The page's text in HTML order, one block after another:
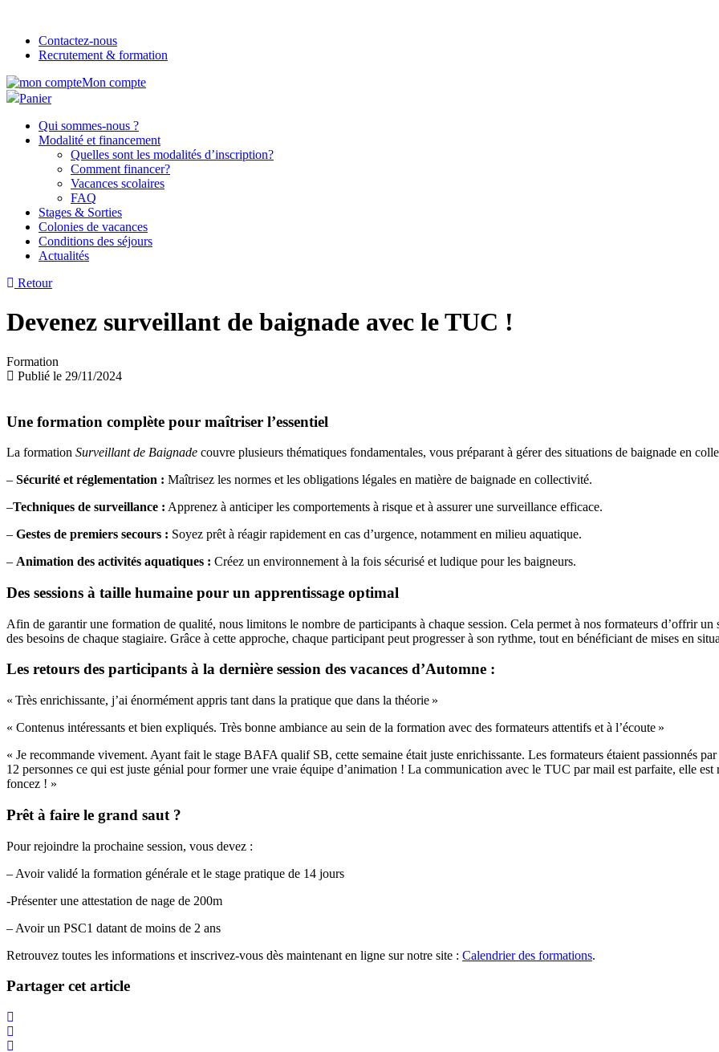
Contactez-nous
Recrutement & formation
Mon compte
Panier
Qui sommes-nous ?
Modalité et financement
Quelles sont les modalités d’inscription?
Comment financer?
Vacances scolaires
FAQ
Stages & Sorties
Colonies de vacances
Conditions des séjours
Actualités
Retour
Devenez surveillant de baignade avec le TUC !
Formation
Publié le 29/11/2024
Une formation complète pour maîtriser l’essentiel
La formation Surveillant de Baignade couvre plusieurs thématiques fondamentales, vous préparant à gérer des situations de baignade en
– Sécurité et réglementation : Maîtrisez les normes et les obligations légales en matière de baignade en collectivité.
–Techniques de surveillance : Apprenez à anticiper les comportements à risque et à assurer une surveillance efficace.
– Gestes de premiers secours : Soyez prêt à réagir rapidement en cas d’urgence, notamment en milieu aquatique.
– Animation des activités aquatiques : Créez un environnement à la fois sécurisé et ludique pour les baigneurs.
Des sessions à taille humaine pour un apprentissage optimal
Afin de garantir une formation de qualité, nous limitons le nombre de participants à chaque session. Cela permet à nos formateurs d’offrir
des besoins de chaque stagiaire. Grâce à cette approche, chaque participant peut progresser à son rythme, tout en bénéficiant de mises en
Les retours des participants à la dernière session des vacances d’Automne :
« Très enrichissante, j’ai énormément appris tant dans la pratique que dans la théorie »
« Contenus intéressants et bien expliqués. Très bonne ambiance au sein de la formation avec des formateurs attentifs et à l’écoute »
« Je recommande vivement. Ayant fait le stage BAFA qualif SB, cette semaine était juste enrichissante. Les formateurs étaient passionnés
12 personnes ce qui est juste génial pour former une vraie équipe d’animation ! La communication avec le TUC par mail est parfaite, elle
foncez ! »
Prêt à faire le grand saut ?
Pour rejoindre la prochaine session, vous devez :
– Avoir validé la formation générale et le stage pratique de 14 jours
-Présenter une attestation de nage de 200m
– Avoir un PSC1 datant de moins de 2 ans
Retrouvez toutes les informations et inscrivez-vous dès maintenant en ligne sur notre site : Calendrier des formations.
Partager cet article